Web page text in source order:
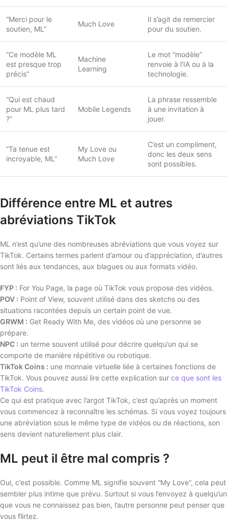
“Merci pour le
soutien, ML”
Much Love
Il s’agit de remercier
pour du soutien.
“Ce modèle ML
est presque trop
précis”
Machine
Learning
Le mot “modèle”
renvoie à l’IA ou à la
technologie.
“Qui est chaud
pour ML plus tard
?”
Mobile Legends
La phrase ressemble
à une invitation à
jouer.
“Ta tenue est
incroyable, ML”
My Love ou
Much Love
C’est un compliment,
donc les deux sens
sont possibles.
Différence entre ML et autres
abréviations TikTok
ML n’est qu’une des nombreuses abréviations que vous voyez sur
TikTok. Certains termes parlent d’amour ou d’appréciation, d’autres
sont liés aux tendances, aux blagues ou aux formats vidéo.
FYP : For You Page, la page où TikTok vous propose des vidéos.
POV : Point of View, souvent utilisé dans des sketchs ou des
situations racontées depuis un certain point de vue.
GRWM : Get Ready With Me, des vidéos où une personne se
prépare.
NPC : un terme souvent utilisé pour décrire quelqu’un qui se
comporte de manière répétitive ou robotique.
TikTok Coins : une monnaie virtuelle liée à certaines fonctions de
TikTok. Vous pouvez aussi lire cette explication sur ce que sont les
TikTok Coins.
Ce qui est pratique avec l’argot TikTok, c’est qu’après un moment
vous commencez à reconnaître les schémas. Si vous voyez toujours
une abréviation sous le même type de vidéos ou de réactions, son
sens devient naturellement plus clair.
ML peut il être mal compris ?
Oui, c’est possible. Comme ML signifie souvent “My Love”, cela peut
sembler plus intime que prévu. Surtout si vous l’envoyez à quelqu’un
que vous ne connaissez pas bien, l’autre personne peut penser que
vous flirtez.